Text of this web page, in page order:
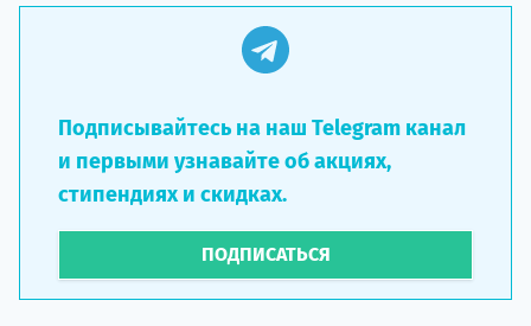
Подписывайтесь на наш Telegram канал
и первыми узнавайте об акциях,
стипендиях и скидках.
ПОДПИСАТЬСЯ